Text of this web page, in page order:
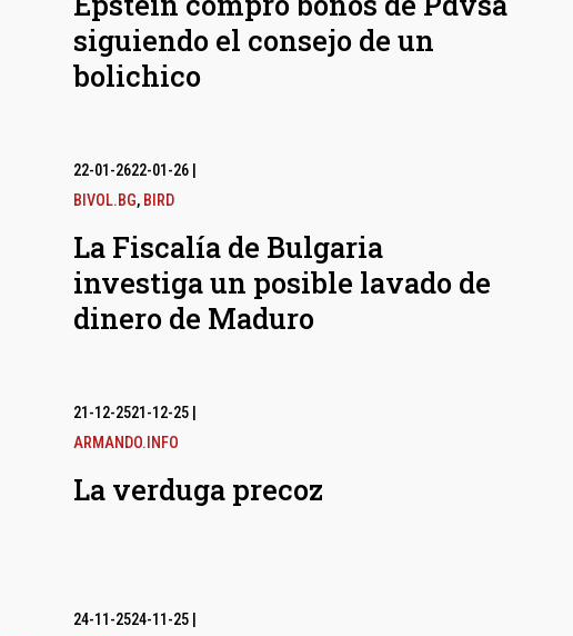
siguiendo el consejo de un
bolichico
22-01-2622-01-26|
BIVOL.BG, BIRD
La Fiscalía de Bulgaria
investiga un posible lavado de
dinero de Maduro
21-12-2521-12-25|
ARMANDO.INFO
La verduga precoz
24-11-2524-11-25|